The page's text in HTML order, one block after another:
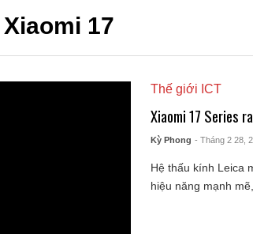
Xiaomi 17
Thế giới ICT
Xiaomi 17 Series
Kỳ Phong - Tháng 2 28,
Hệ thấu kính Leica
hiệu năng mạnh